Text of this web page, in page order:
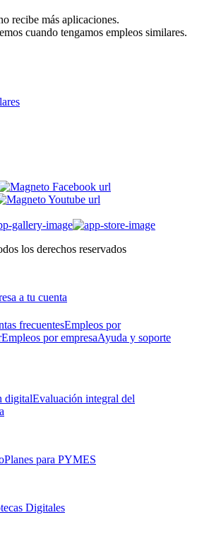
recibe más aplicaciones.
cuando tengamos empleos similares.
los derechos reservados
a tu cuenta
frecuentesEmpleos por
Empleos por empresaAyuda y soporte
digitalEvaluación integral del
Planes para PYMES
Digitales